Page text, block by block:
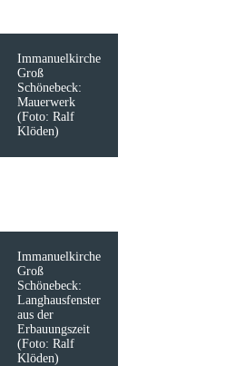
Immanuelkirche
Groß
Schönebeck:
Mauerwerk
(Foto: Ralf
Klöden)
Immanuelkirche
Groß
Schönebeck:
Langhausfenster
aus der
Erbauungszeit
(Foto: Ralf
Klöden)